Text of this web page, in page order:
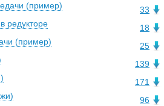
33
(пример)
18
редукторе
25
(пример)
139
171
96